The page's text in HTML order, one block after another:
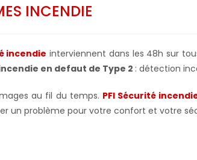
INCENDIE
incendie interviennent dans les 48h sur
en defaut de Type 2 : détection
au fil du temps. PFI Sécurité
problème pour votre confort et votre